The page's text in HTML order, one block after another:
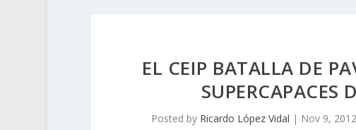
EL CEIP BATALLA DE
Posted by Ricardo López Vidal | Nov 9, 2012